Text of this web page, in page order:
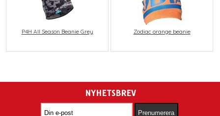
P4H All Season Beanie Grey Zodiac orange beanie
NYHETSBREV